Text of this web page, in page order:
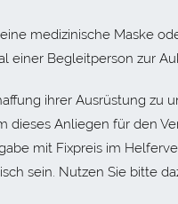
medizinische Maske
einer Begleitperson zur
ihrer Ausrüstung zu
dieses Anliegen für den
mit Fixpreis im
sein. Nutzen Sie bitte